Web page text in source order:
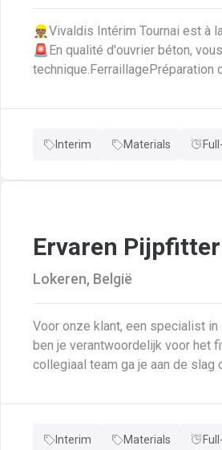
👷🏽Vivaldis Intérim Tournai est
🚨En qualité d'ouvrier béton, vous effectuez
technique.FerraillagePréparation
que des outils et de l'atelier.
Interim Materials
Ervaren Pijpfitter
Lokeren, België
Voor onze klant, een specialist
ben je verantwoordelijk voor het
collegiaal team ga je aan de slag om de
van leidingen in samenwerking
en bijhouden van
Interim Materials